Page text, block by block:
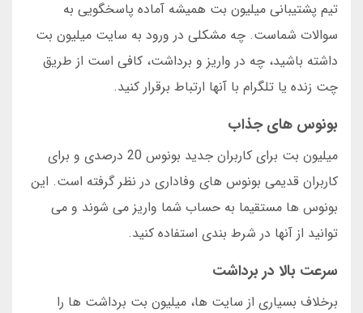
تیم پشتیبانی میلیون بت همیشه آماده پاسخگویی به
سوالات شماست. چه مشکلی در ورود به سایت میلیون بت
داشته باشید، چه در واریز و برداشت، کافی است از طریق
چت زنده یا تلگرام با آنها ارتباط برقرار کنید.
بونوس های جذاب
میلیون بت برای کاربران جدید بونوس 20 درصدی و برای
کاربران قدیمی بونوس های وفاداری در نظر گرفته است. این
بونوس ها مستقیما به حساب شما واریز می شوند و می
توانید از آنها در شرط بندی استفاده کنید.
سرعت بالا در برداشت
برخلاف بسیاری از سایت ها، میلیون بت برداشت ها را